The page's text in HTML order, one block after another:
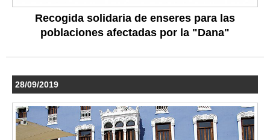
Recogida solidaria de enseres para las
poblaciones afectadas por la "Dana"
28/09/2019